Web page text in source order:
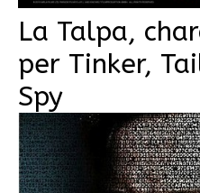
La Talpa,
per Tinker,
Spy